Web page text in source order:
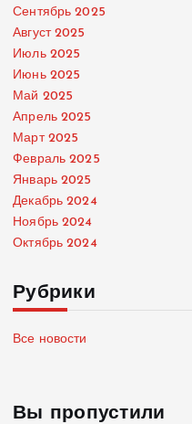
Сентябрь 2025
Август 2025
Июль 2025
Июнь 2025
Май 2025
Апрель 2025
Март 2025
Февраль 2025
Январь 2025
Декабрь 2024
Ноябрь 2024
Октябрь 2024
Рубрики
Все новости
Вы пропустили